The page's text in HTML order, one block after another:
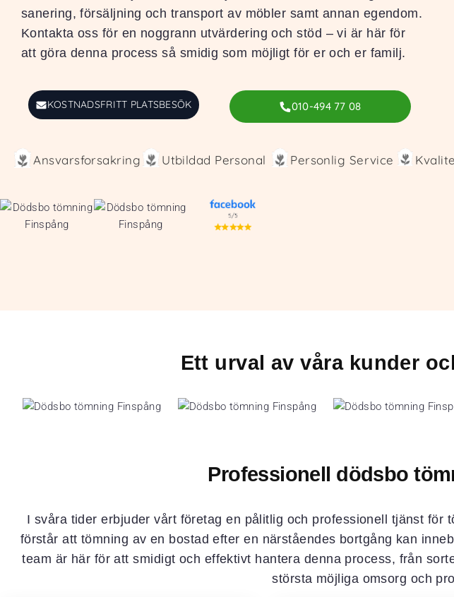
sanering, försäljning och transport av möbler samt annan egendom.
Kontakta oss för en noggrann utvärdering och stöd – vi är här för
att göra denna process så smidig som möjligt för er och er familj.
KOSTNADSFRITT PLATSBESÖK 010-494 77 08
Ansvarsforsakring Utbildad Personal Personlig Service
Ett urval av våra kunder
Professionell dödsbo
I svåra tider erbjuder vårt företag en pålitlig och professionell tjänst för
förstår att tömning av en bostad efter en närståendes bortgång kan
team är här för att smidigt och effektivt hantera denna process, från
största möjliga omsorg och